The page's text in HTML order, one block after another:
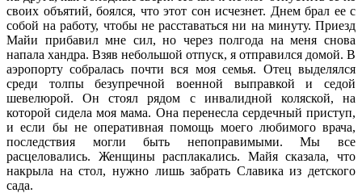
своих объятий, боялся, что этот сон исчезнет. Днем брал ее с
собой на работу, чтобы не расставаться ни на минуту. Приезд
Майи прибавил мне сил, но через полгода на меня снова
напала хандра. Взяв небольшой отпуск, я отправился домой. В
аэропорту собралась почти вся моя семья. Отец выделялся
среди толпы безупречной военной выправкой и седой
шевелюрой. Он стоял рядом с инвалидной коляской, на
которой сидела моя мама. Она перенесла сердечный приступ,
и если бы не оперативная помощь моего любимого врача,
последствия могли быть непоправимыми. Мы все
расцеловались. Женщины расплакались. Майя сказала, что
накрыла на стол, нужно лишь забрать Славика из детского
сада.